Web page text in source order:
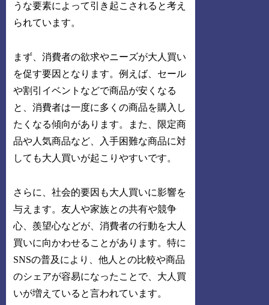
うな要素によって引き起こされると考え
られています。
まず、消費者の欲求やニーズが大人買い
を促す要因となります。例えば、セール
や割引イベントなどで商品が安くなる
と、消費者は一度に多くの商品を購入し
たくなる傾向があります。また、限定商
品や人気商品など、入手困難な商品に対
しても大人買いが起こりやすいです。
さらに、社会的要因も大人買いに影響を
与えます。友人や家族との共有や競争
心、羨望心などが、消費者の行動を大人
買いに向かわせることがあります。特に
SNSの普及により、他人との比較や商品
のシェアが容易になったことで、大人買
いが増えていると言われています。